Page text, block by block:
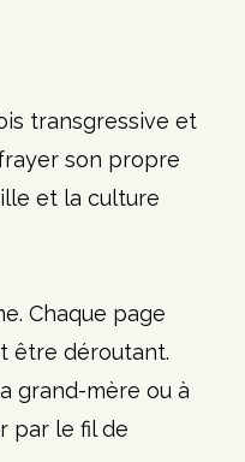
transgressive et
son propre
et la culture
Chaque page
être déroutant.
grand-mère ou à
par le fil de